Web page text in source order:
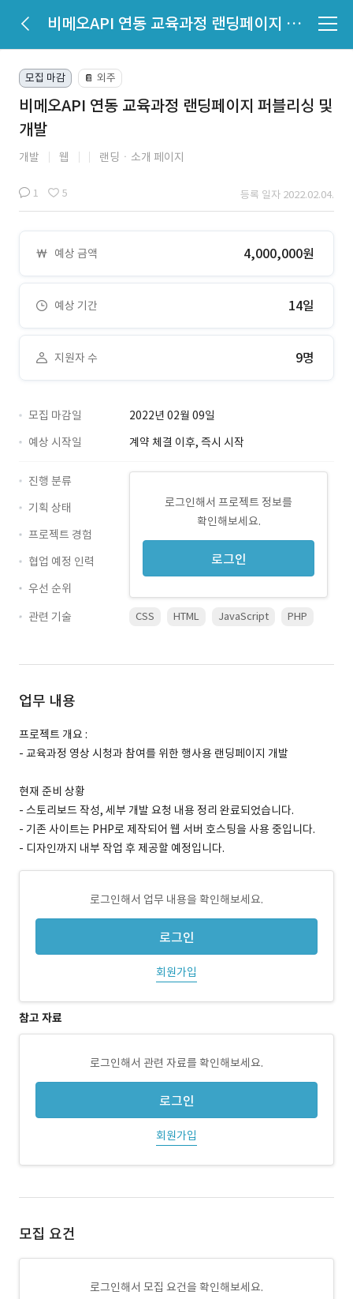
비메오API 연동 교육과정 랜딩페이지 퍼블리싱 및 개발
모집 마감 📔 외주
비메오API 연동 교육과정 랜딩페이지 퍼블리싱 및
개발
개발 웹 랜딩ㆍ소개 페이지
1 5 등록 일자 2022.02.04.
예상 금액 4,000,000원
예상 기간 14일
지원자 수 9명
모집 마감일
2022년 02월 09일
예상 시작일
계약 체결 이후, 즉시 시작
로그인해서 프로젝트 정보를
확인해보세요.
로그인
진행 분류
기획 상태
프로젝트 경험
협업 예정 인력
우선 순위
관련 기술
CSS HTML JavaScript PHP
업무 내용
프로젝트 개요 :
- 교육과정 영상 시청과 참여를 위한 행사용 랜딩페이지 개발
현재 준비 상황
- 스토리보드 작성, 세부 개발 요청 내용 정리 완료되었습니다.
- 기존 사이트는 PHP로 제작되어 웹 서버 호스팅을 사용 중입니다.
- 디자인까지 내부 작업 후 제공할 예정입니다.
로그인해서 업무 내용을 확인해보세요.
로그인
회원가입
참고 자료
로그인해서 관련 자료를 확인해보세요.
로그인
회원가입
모집 요건
로그인해서 모집 요건을 확인해보세요.